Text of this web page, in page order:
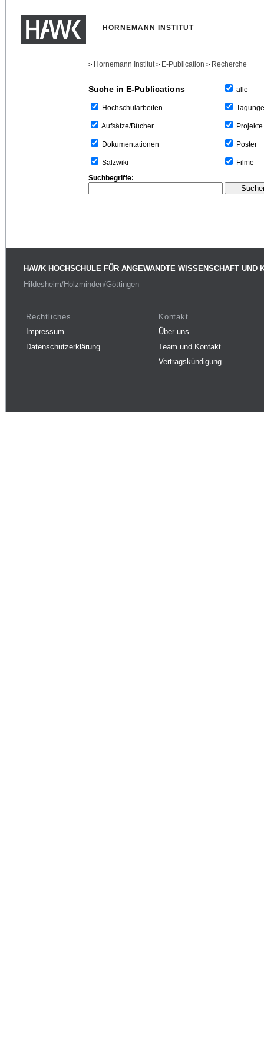
HORNEMANN INSTITUT
> Hornemann Institut > E-Publication > Recherche
Suche in E-Publications
Hochschularbeiten
Aufsätze/Bücher
Dokumentationen
Salzwiki
alle
Projekte
Poster
Filme
Suchbegriffe:
HAWK HOCHSCHULE FÜR ANGEWANDTE WISSENSCHAFT UND
Hildesheim/Holzminden/Göttingen
Rechtliches
Impressum
Datenschutzerklärung
Kontakt
Über uns
Team und Kontakt
Vertragskündigung